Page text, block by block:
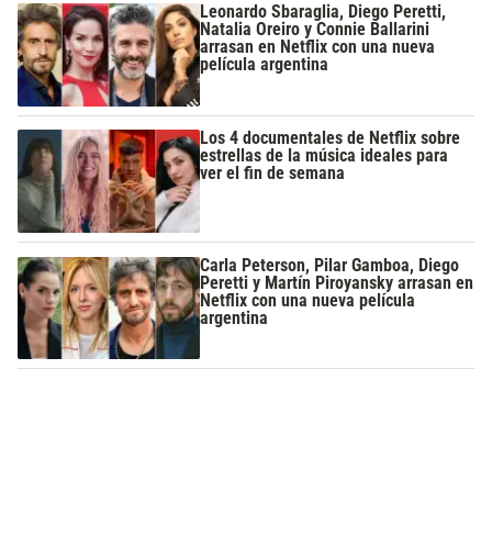
Leonardo Sbaraglia, Diego Peretti,
Natalia Oreiro y Connie Ballarini
arrasan en Netflix con una nueva
película argentina
Los 4 documentales de Netflix sobre
estrellas de la música ideales para
ver el fin de semana
Carla Peterson, Pilar Gamboa, Diego
Peretti y Martín Piroyansky arrasan en
Netflix con una nueva película
argentina